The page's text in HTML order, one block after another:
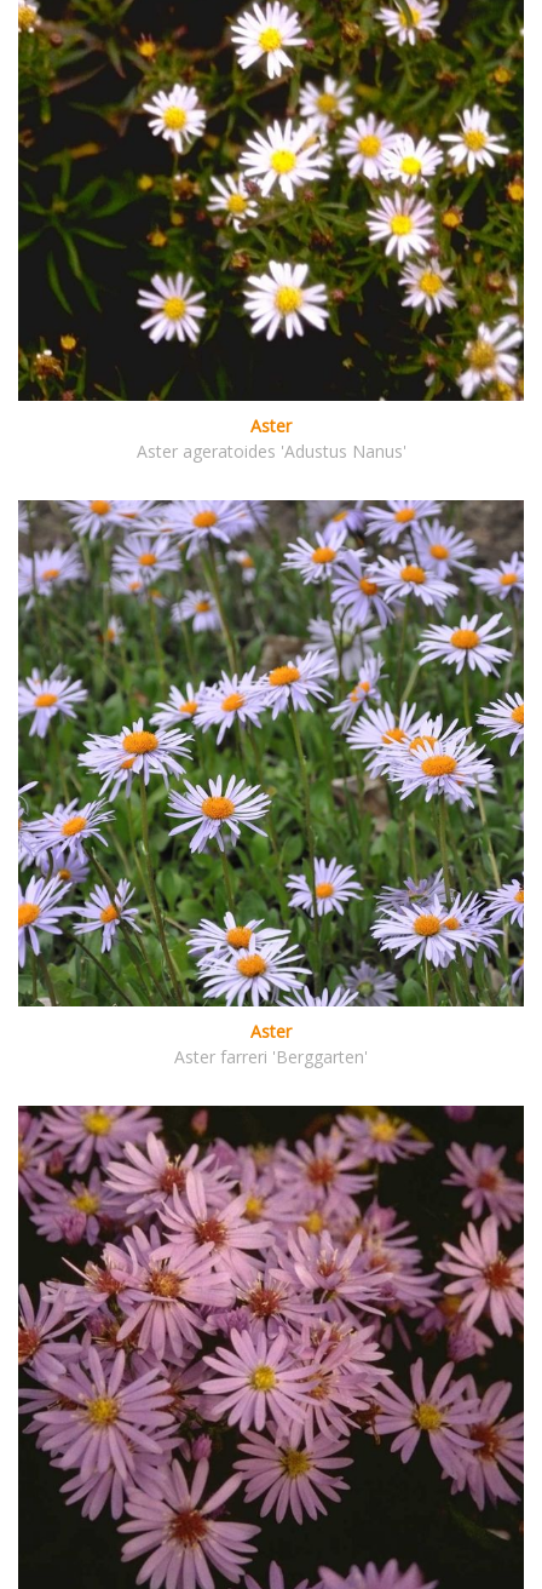
Aster
Aster ageratoides 'Adustus Nanus'
Aster
Aster farreri 'Berggarten'